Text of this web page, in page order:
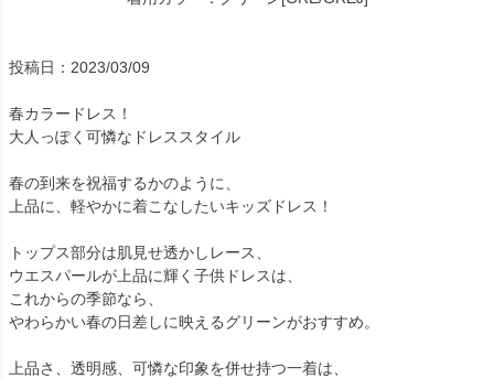
投稿日：2023/03/09
春カラードレス！
大人っぽく可憐なドレススタイル
春の到来を祝福するかのように、
上品に、軽やかに着こなしたいキッズドレス！
トップス部分は肌見せ透かしレース、
ウエスパールが上品に輝く子供ドレスは、
これからの季節なら、
やわらかい春の日差しに映えるグリーンがおすすめ。
上品さ、透明感、可憐な印象を併せ持つ一着は、